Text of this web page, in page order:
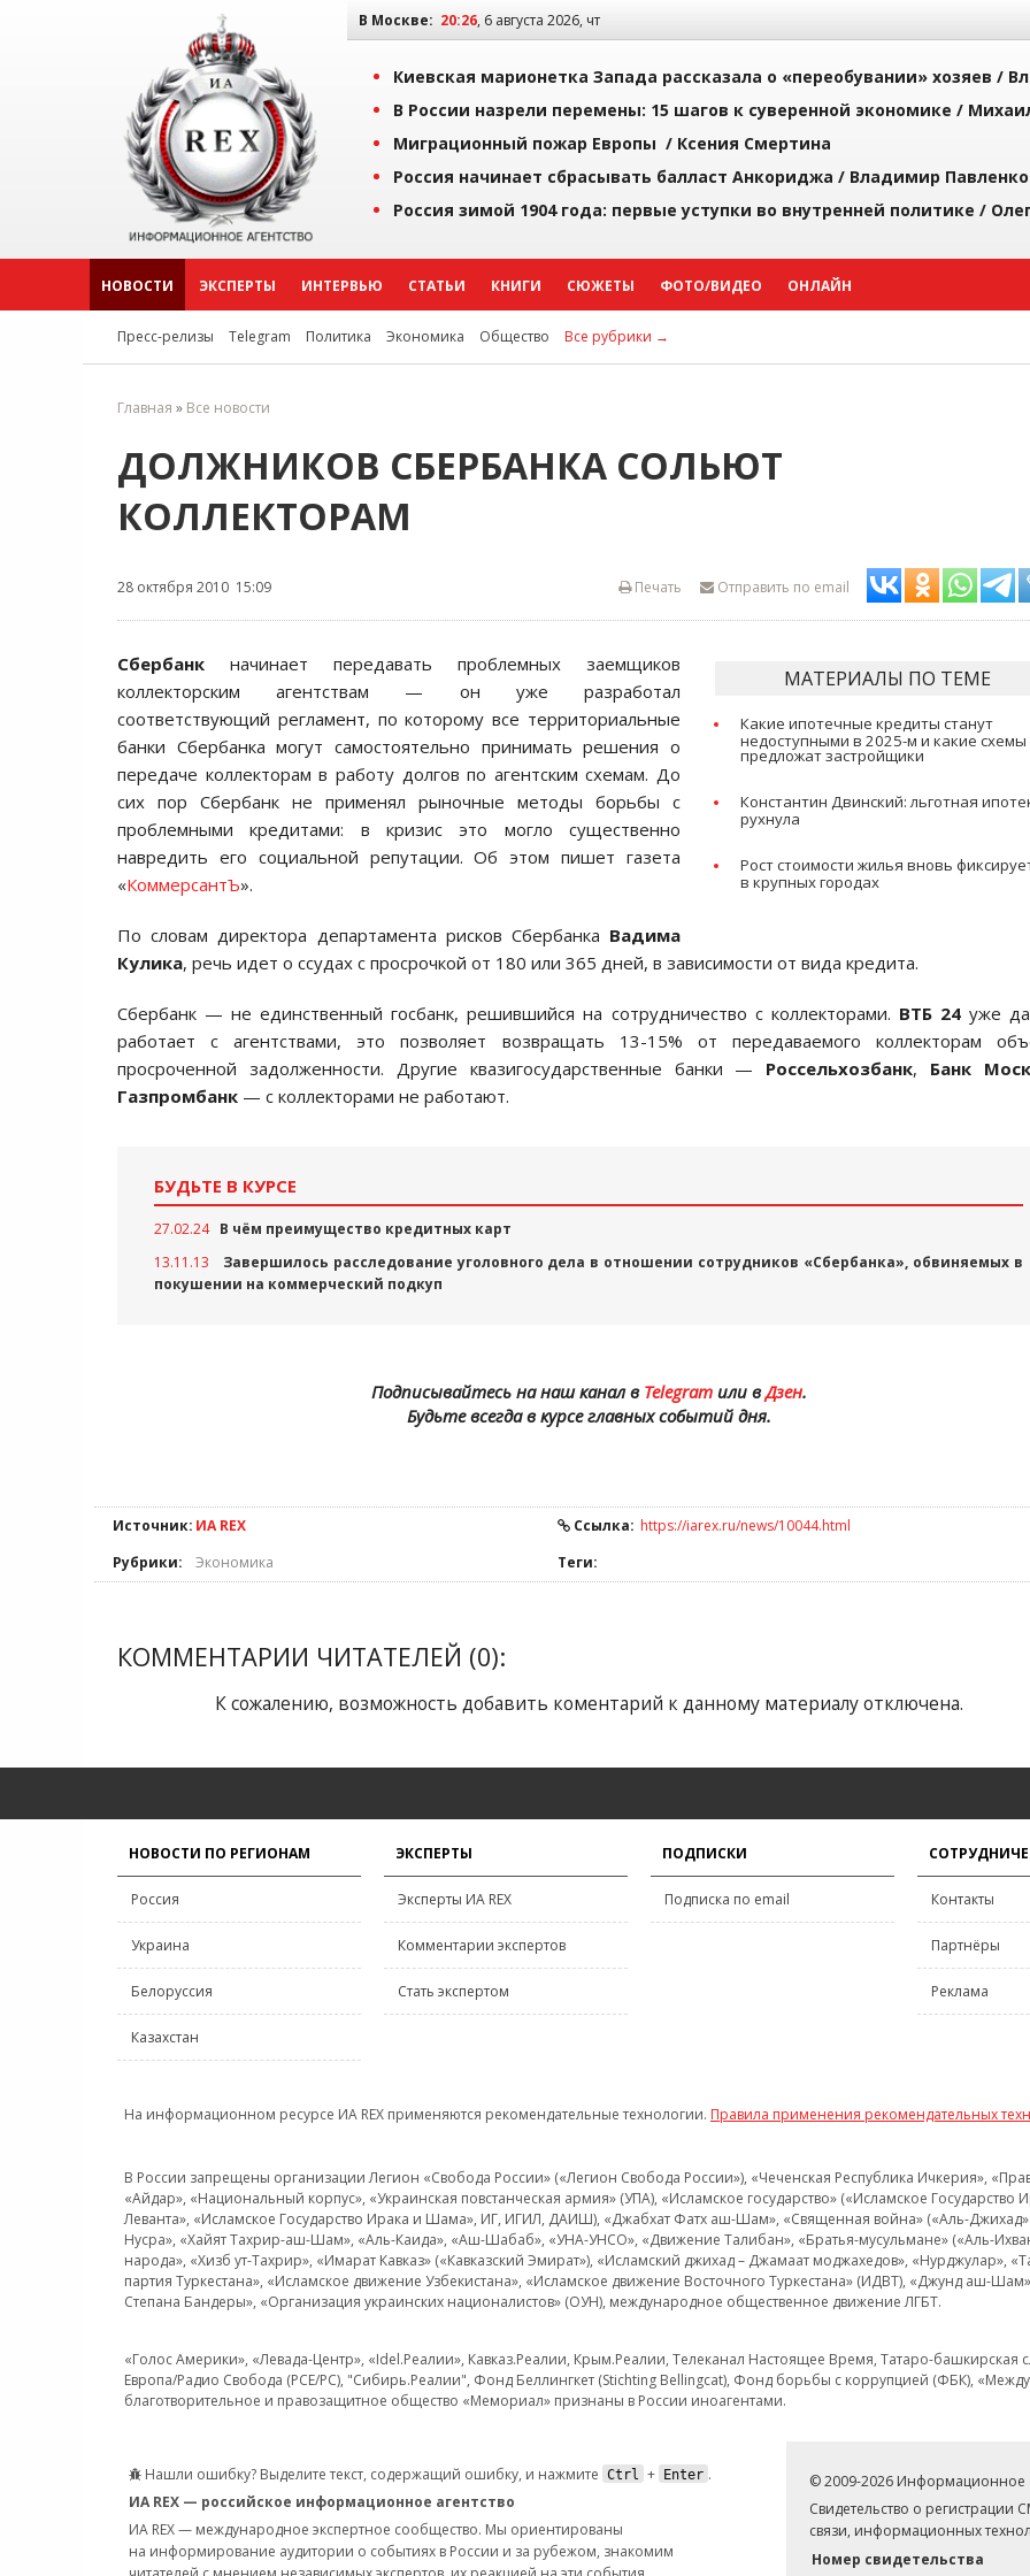
В Москве: 20:26, 6 августа 2026, чт
Киевская марионетка Запада рассказала о «переобувании» хозяев /
В России назрели перемены: 15 шагов к суверенной экономике /
Миграционный пожар Европы / Ксения Смертина
Россия начинает сбрасывать балласт Анкориджа / Владимир Павленко
Россия зимой 1904 года: первые уступки во внутренней политике /
НОВОСТИ ЭКСПЕРТЫ ИНТЕРВЬЮ СТАТЬИ КНИГИ СЮЖЕТЫ ФОТО/ВИДЕО ОНЛАЙН
Пресс-релизы Telegram Политика Экономика Общество Все рубрики →
Главная » Все новости
ДОЛЖНИКОВ СБЕРБАНКА СОЛЬЮТ
КОЛЛЕКТОРАМ
28 октября 2010 15:09 Отправить по email
Печать
МАТЕРИАЛЫ ПО ТЕМЕ
Какие ипотечные кредиты станут
недоступными в 2025-м и какие схемы
предложат застройщики
Константин Двинский: льготная
рухнула
Рост стоимости жилья вновь
в крупных городах
Сбербанк начинает передавать проблемных заемщиков
коллекторским агентствам — он уже разработал
соответствующий регламент, по которому все территориальные
банки Сбербанка могут самостоятельно принимать решения о
передаче коллекторам в работу долгов по агентским схемам. До
сих пор Сбербанк не применял рыночные методы борьбы с
проблемными кредитами: в кризис это могло существенно
навредить его социальной репутации. Об этом пишет газета
«КоммерсантЪ».
По словам директора департамента рисков Сбербанка Вадима
Кулика, речь идет о ссудах с просрочкой от 180 или 365 дней, в зависимости от вида кредита.
Сбербанк — не единственный госбанк, решившийся на сотрудничество с коллекторами. ВТБ 24уже
работает с агентствами, это позволяет возвращать 13-15% от передаваемого коллекторам
просроченной задолженности. Другие квазигосударственные банки — Россельхозбанк, Банк
Газпромбанк — с коллекторами не работают.
БУДЬТЕ В КУРСЕ
27.02.24 В чём преимущество кредитных карт
13.11.13
Завершилось расследование уголовного дела в отношении сотрудников «Сбербанка», обвиняемых в
покушении на коммерческий подкуп
Подписывайтесь на наш канал в Telegramили вДзен.
Будьте всегда в курсе главных событий дня.
Источник: ИА REX Ссылка: https://iarex.ru/news/10044.html
Рубрики:
Экономика Теги:
КОММЕНТАРИИ ЧИТАТЕЛЕЙ (0):
К сожалению, возможность добавить коментарий к данному материалу отключена.
НОВОСТИ ПО РЕГИОНАМ
Россия
Украина
Белоруссия
Казахстан
ЭКСПЕРТЫ
Эксперты ИА REX
Комментарии экспертов
Стать экспертом
ПОДПИСКИ
Подписка по email Контакты
Партнёры
Реклама
На информационном ресурсе ИА REX применяются рекомендательные технологии. Правила применения рекомендательных
В России запрещены организации Легион «Свобода России» («Легион Свобода России»), «Чеченская Республика Ичкерия»,
«Айдар», «Национальный корпус», «Украинская повстанческая армия» (УПА), «Исламское государство» («Исламское
Леванта», «Исламское Государство Ирака и Шама», ИГ, ИГИЛ, ДАИШ), «Джабхат Фатх аш-Шам», «Священная война» («Аль-Джихад»
Нусра», «Хайят Тахрир-аш-Шам», «Аль-Каида», «Аш-Шабаб», «УНА-УНСО», «Движение Талибан», «Братья-мусульмане» («Аль-
народа», «Хизб ут-Тахрир», «Имарат Кавказ» («Кавказский Эмират»), «Исламский джихад – Джамаат моджахедов», «Нурджулар»,
партия Туркестана», «Исламское движение Узбекистана», «Исламское движение Восточного Туркестана» (ИДВТ), «Джунд аш-
Степана Бандеры», «Организация украинских националистов» (ОУН), международное общественное движение ЛГБТ.
«Голос Америки», «Левада-Центр», «Idel.Реалии», Кавказ.Реалии, Крым.Реалии, Телеканал Настоящее Время, Татаро-
Европа/Радио Свобода (PCE/PC), "Сибирь.Реалии", Фонд Беллингкет (Stichting Bellingcat), Фонд борьбы с коррупцией (ФБК),
благотворительное и правозащитное общество «Мемориал» признаны в России иноагентами.
Нашли ошибку? Выделите текст, содержащий ошибку, и нажмите Ctrl + Enter .
ИА REX — российское информационное агентство
ИА REX — международное экспертное сообщество. Мы ориентированы
на информирование аудитории о событиях в России и за рубежом, знакомим
© 2009-2026 Информационное
Свидетельство о
связи, информационных
Номер свидетельства